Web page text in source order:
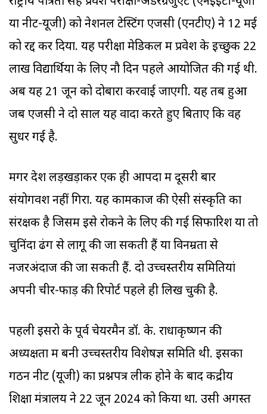
या नीट-यूजी) को नेशनल टेस्टिंग एजेंसी (एनटीए) ने 12 मई
को रद्द कर दिया. यह परीक्षा मेडिकल में प्रवेश के इच्छुक 22
लाख विद्यार्थियों के लिए नौ दिन पहले आयोजित की गई थी.
अब यह 21 जून को दोबारा करवाई जाएगी. यह तब हुआ
जब एजेंसी ने दो साल यह वादा करते हुए बिताए कि वह
सुधर गई है.
मगर देश लड़खड़ाकर एक ही आपदा में दूसरी बार
संयोगवश नहीं गिरा. यह कामकाज की ऐसी संस्कृति का
संरक्षक है जिसमें इसे रोकने के लिए की गई सिफारिशें या तो
चुनिंदा ढंग से लागू की जा सकती हैं या विनम्रता से
नजरअंदाज की जा सकती हैं. दो उच्चस्तरीय समितियां
अपनी चीर-फाड़ की रिपोर्ट पहले ही लिख चुकी है.
पहली इसरो के पूर्व चेयरमैन डॉ. के. राधाकृष्णन की
अध्यक्षता में बनी उच्चस्तरीय विशेषज्ञ समिति थी. इसका
गठन नीट (यूजी) का प्रश्नपत्र लीक होने के बाद केंद्रीय
शिक्षा मंत्रालय ने 22 जून 2024 को किया था. उसी अगस्त